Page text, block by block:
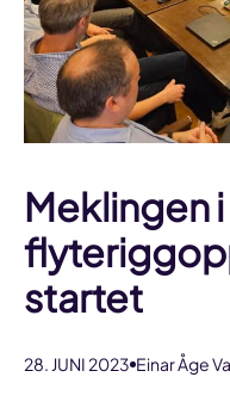
Meklingen i
startet
28. JUNI 2023 Einar Åge